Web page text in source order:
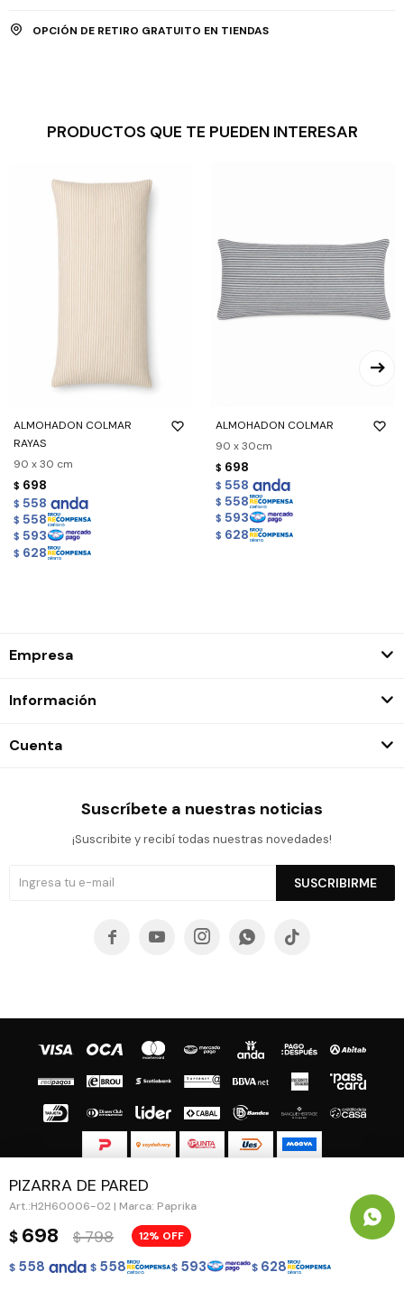
PIZARRA DE PARED
H2H60006-02 | Marca: Paprika
$ 698 $ 798 12
$ 558 $ 558 $ 593 $ 628
OPCIÓN DE RETIRO GRATUITO EN TIENDAS
PRODUCTOS QUE TE PUEDEN INTERESAR
ALMOHADON COLMAR
RAYAS
90 x 30 cm
$ 698
$ 558
$ 558
$ 593
$ 628
ALMOHADON COLMAR
90 x 30cm
$ 698
$ 558
$ 558
$ 593
$ 628
Empresa
Información
Cuenta
Suscríbete a nuestras noticias
¡Suscribite y recibí todas nuestras novedades!
SUSCRIBIRME
    
© Copyright 2026 / Guapa - Paprika